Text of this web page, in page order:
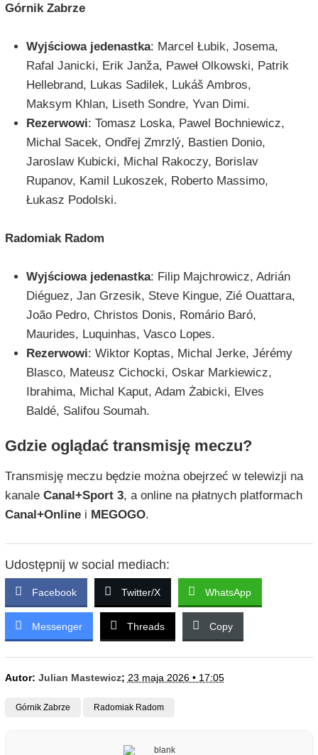
Górnik Zabrze
Wyjściowa jedenastka: Marcel Łubik, Josema,
Rafal Janicki, Erik Janža, Paweł Olkowski, Patrik
Hellebrand, Lukas Sadilek, Lukáš Ambros,
Maksym Khlan, Liseth Sondre, Yvan Dimi.
Rezerwowi: Tomasz Loska, Pawel Bochniewicz,
Michal Sacek, Ondřej Zmrzlý, Bastien Donio,
Jaroslaw Kubicki, Michal Rakoczy, Borislav
Rupanov, Kamil Lukoszek, Roberto Massimo,
Łukasz Podolski.
Radomiak Radom
Wyjściowa jedenastka: Filip Majchrowicz, Adrián
Diéguez, Jan Grzesik, Steve Kingue, Zié Ouattara,
João Pedro, Christos Donis, Romário Baró,
Maurides, Luquinhas, Vasco Lopes.
Rezerwowi: Wiktor Koptas, Michal Jerke, Jérémy
Blasco, Mateusz Cichocki, Oskar Markiewicz,
Ibrahima, Michal Kaput, Adam Żabicki, Elves
Baldé, Salifou Soumah.
Gdzie oglądać transmisję meczu?
Transmisję meczu będzie można obejrzeć w telewizji na
kanale Canal+Sport 3, a online na płatnych platformach
Canal+Onlinei MEGOGO.
Udostępnij w social mediach:
Facebook Twitter/X WhatsApp
Messenger Threads Copy
Autor: Julian Mastewicz; 23 maja 2026 • 17:05
Górnik Zabrze Radomiak Radom